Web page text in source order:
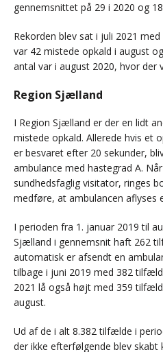
gennemsnittet på 29 i 2020 og
Rekorden blev sat i juli 2021
var 42 mistede opkald i august
antal var i august 2020, hvor der
Region Sjælland
I Region Sjælland er der en lidt
mistede opkald. Allerede hvis et
er besvaret efter 20 sekunder,
ambulance med hastegrad A.
sundhedsfaglig visitator, ringes
medføre, at ambulancen
I perioden fra 1. januar 2019 til
Sjælland i gennemsnit haft 262
automatisk er afsendt en
tilbage i juni 2019 med 382
2021 lå også højt med 359
august.
Ud af de i alt 8.382 tilfælde i
der ikke efterfølgende blev skabt